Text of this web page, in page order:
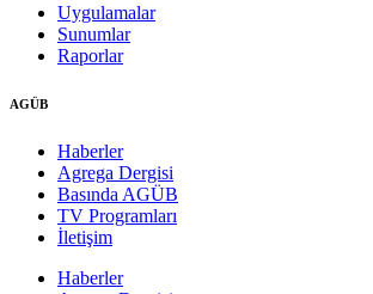
Uygulamalar
Sunumlar
Raporlar
AGÜB
Haberler
Agrega Dergisi
Basında AGÜB
TV Programları
İletişim
Haberler